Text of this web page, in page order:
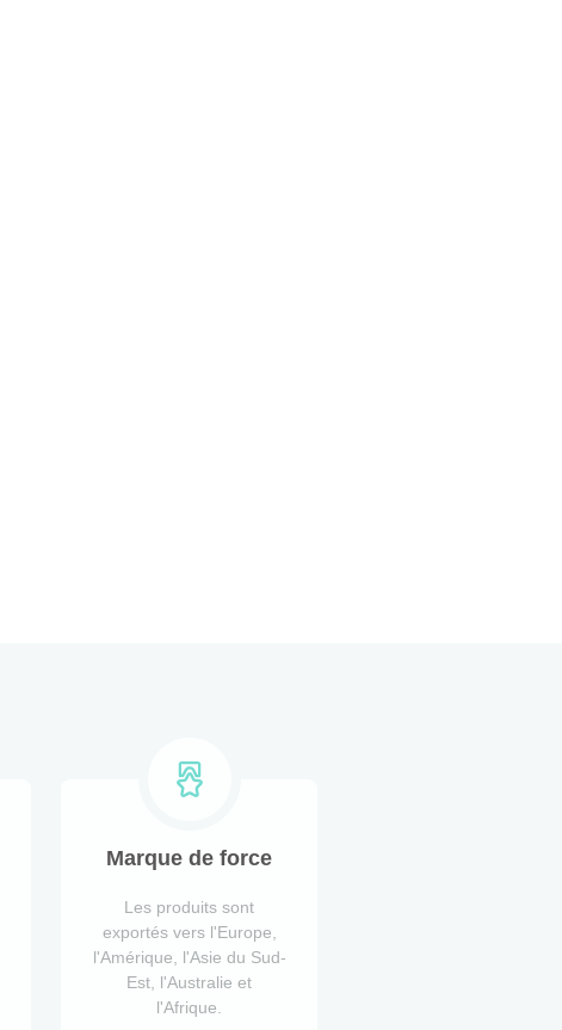
Marque de force
Les produits sont
exportés vers l'Europe,
l'Amérique, l'Asie du Sud-
Est, l'Australie et
l'Afrique.